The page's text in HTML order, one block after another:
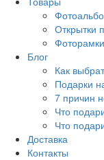
Открытки
Фоторамки
Блог
Как
Подарки
7 причин
Что
Что
Доставка
Контакты